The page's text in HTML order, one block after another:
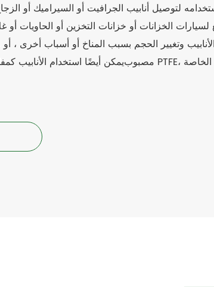
لتوصيل أنابيب الجرافيت أو السيراميك أو
لسيارات الخزانات أو خزانات التخزين أو الحاويات أو
وتغيير الحجم بسبب المناخ أو أسباب أخرى ، أو
،مصبوب PTFE
يمكن أيضًا استخدام الأنابيب